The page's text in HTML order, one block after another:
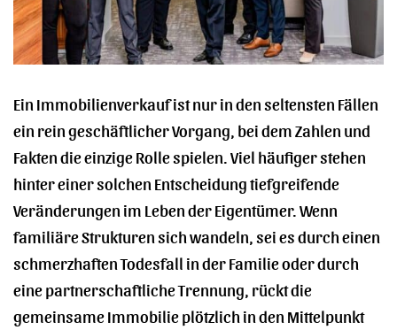
Ein Immobilienverkauf ist nur in den seltensten Fällen
ein rein geschäftlicher Vorgang, bei dem Zahlen und
Fakten die einzige Rolle spielen. Viel häufiger stehen
hinter einer solchen Entscheidung tiefgreifende
Veränderungen im Leben der Eigentümer. Wenn
familiäre Strukturen sich wandeln, sei es durch einen
schmerzhaften Todesfall in der Familie oder durch
eine partnerschaftliche Trennung, rückt die
gemeinsame Immobilie plötzlich in den Mittelpunkt